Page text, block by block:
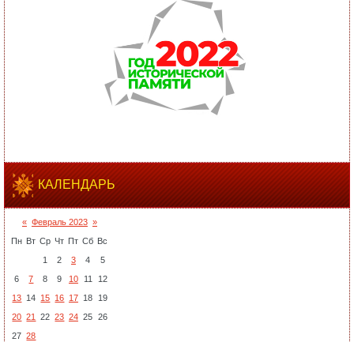
КАЛЕНДАРЬ
« Февраль 2023 »
Пн Вт Ср Чт Пт Сб Вс
1
2 3 4
5
6
7 8 9 10 11 12
13 14 15 16 17 18 19
20 21 22 23 24 25 26
27 28